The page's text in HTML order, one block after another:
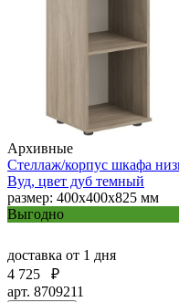
Архивные
Стеллаж/корпус шкафа
Вуд, цвет дуб темный
размер: 400х400х825 мм
Выгодно
доставка от 1 дня
4 725
₽
арт. 8709211